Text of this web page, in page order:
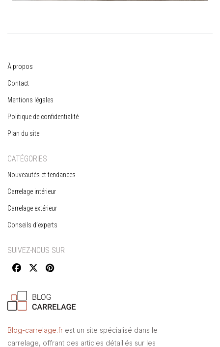
Blog-carrelage.fr est un site spécialisé dans le
carrelage, offrant des articles détaillés sur les
À propos
Contact
Mentions légales
Politique de confidentialité
Plan du site
CATÉGORIES
Nouveautés et tendances
Carrelage intérieur
Carrelage extérieur
Conseils d’experts
SUIVEZ-NOUS SUR